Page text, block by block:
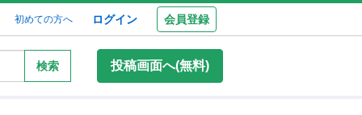
初めての方へ ログイン 会員登録
検索 投稿画面へ(無料)